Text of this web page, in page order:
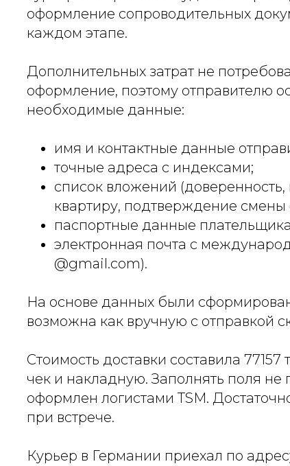
оформление сопроводительных
каждом этапе.
Дополнительных затрат не
оформление, поэтому отправителю
необходимые данные:
имя и контактные данные
точные адреса с индексами;
список вложений
квартиру, подтверждение
паспортные данные
электронная почта с
@gmail.com).
На основе данных были
возможна как вручную с отправкой
Стоимость доставки составила
чек и накладную. Заполнять поля
оформлен логистами TSM.
при встрече.
Курьер в Германии приехал по